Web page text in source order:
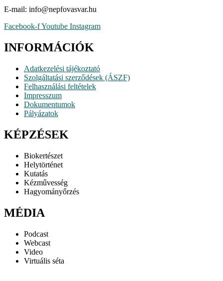
E-mail: uh.ravsavofpen@ofni
Facebook-fYoutube Instagram
INFORMÁCIÓK
Adatkezelési tájékoztató
Szolgáltatási szerződések (ÁSZF)
Felhasználási feltételek
Impresszum
Dokumentumok
Pályázatok
KÉPZÉSEK
Biokertészet
Helytörténet
Kutatás
Kézművesség
Hagyományőrzés
MÉDIA
Podcast
Webcast
Video
Virtuális séta